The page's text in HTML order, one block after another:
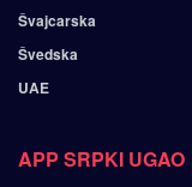
Švajcarska
Švedska
UAE
APP SRPKI UGAO